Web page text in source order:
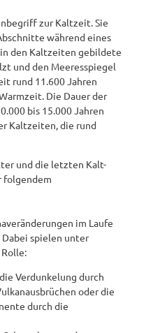
zur Kaltzeit. Sie
während eines
den Kaltzeiten gebildete
und den Meeresspiegel
rund 11.600 Jahren
Die Dauer der
bis 15.000 Jahren
Kaltzeiten, die rund
und die letzten Kalt-
folgendem
im Laufe
spielen unter
Verdunkelung durch
oder die
durch die